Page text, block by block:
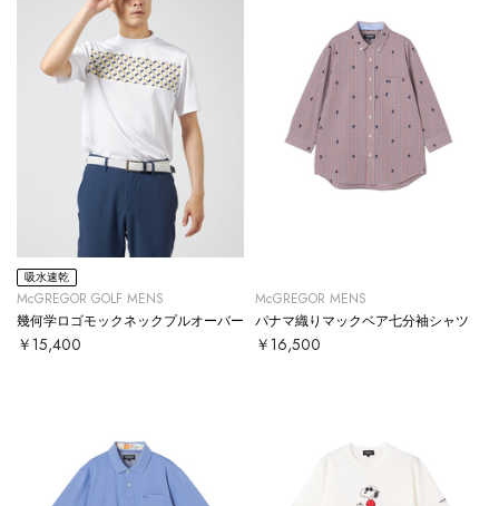
吸水速乾
McGREGOR GOLF MENS
幾何学ロゴモックネックプルオーバー
￥15,400
McGREGOR MENS
パナマ織りマックベア七分袖シャツ
￥16,500